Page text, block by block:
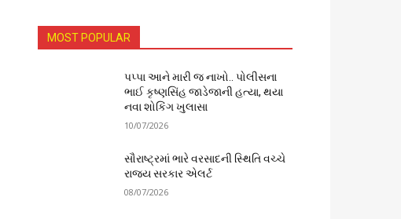
MOST POPULAR
પપ્પા આને મારી જ નાખો.. પોલીસના
ભાઈ કૃષ્ણસિંહ જાડેજાની હત્યા, થયા
નવા શોકિંગ ખુલાસા
10/07/2026
સૌરાષ્ટ્રમાં ભારે વરસાદની સ્થિતિ વચ્ચે
રાજ્ય સરકાર એલર્ટ
08/07/2026